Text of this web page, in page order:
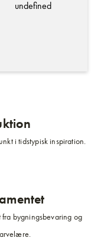
i tidstypisk inspiration.
bygningsbevaring og